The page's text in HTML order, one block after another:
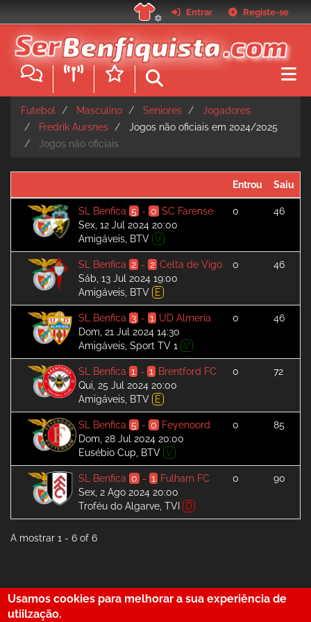
para
conteúdo
principal
Entrar Registe-se
Futebol Masculino Seniores
Jogadores
Fredrik Aursnes
Jogos não oficiais em 2024/2025
Jogos não oficiais
Entrou Saiu
SL Benfica 5 - 0 SC Farense
Sex, 12 Jul 2024 20:00
Amigáveis, BTV V
0 46
SL Benfica 2- 2 Celta de Vigo
Sáb, 13 Jul 2024 19:00
Amigáveis, BTV
E
0 46
SL Benfica 3- 1
UD Almería
Dom, 21 Jul 2024 14:30
Amigáveis, Sport TV 1
V
0 46
SL Benfica 1 - 1
Brentford FC
Qui, 25 Jul 2024 20:00
Amigáveis, BTV
E
0 72
SL Benfica 5 - 0
Feyenoord
Dom, 28 Jul 2024 20:00
Eusébio Cup, BTV V
0 85
SL Benfica 0 - 1
Fulham FC
Sex, 2 Ago 2024 20:00
Troféu do Algarve, TVI
D
0 90
A mostrar 1 - 6 of 6
Usamos cookies para melhorar a sua experiência de
utiilzação.